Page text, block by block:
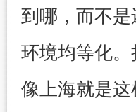
到哪，而不
环境均等化
像上海就是这